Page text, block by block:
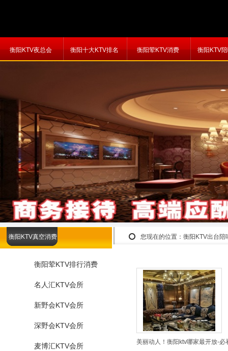
衡阳KTV夜总会 衡阳十大KTV排名 衡阳荤KTV消费 衡阳KTV
您现在的位置： 衡阳KTV出台陪
衡阳KTV真空消费
衡阳荤KTV排行消费
名人汇KTV会所
新野会KTV会所
深野会KTV会所
麦博汇KTV会所 美丽动人！衡阳ktv哪家最开放-